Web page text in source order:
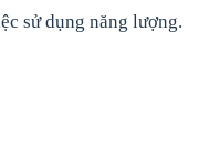
sử dụng năng lượng.